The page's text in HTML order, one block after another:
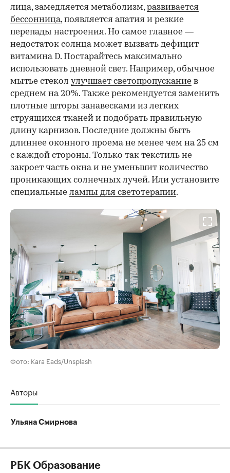
лица, замедляется метаболизм,развивается
бессонница, появляется апатия и резкие
перепады настроения. Но самое главное —
недостаток солнца может вызвать дефицит
витамина D. Постарайтесь максимально
использовать дневной свет. Например, обычное
мытье стекол улучшает светопропускание в
среднем на 20%. Также рекомендуется заменить
плотные шторы занавесками из легких
струящихся тканей и подобрать правильную
длину карнизов. Последние должны быть
длиннее оконного проема не менее чем на 25 см
с каждой стороны. Только так текстиль не
закроет часть окна и не уменьшит количество
проникающих солнечных лучей. Или установите
специальные лампы для светотерапии.
Фото: Kara Eads/Unsplash
Авторы
Ульяна Смирнова
РБК Образование